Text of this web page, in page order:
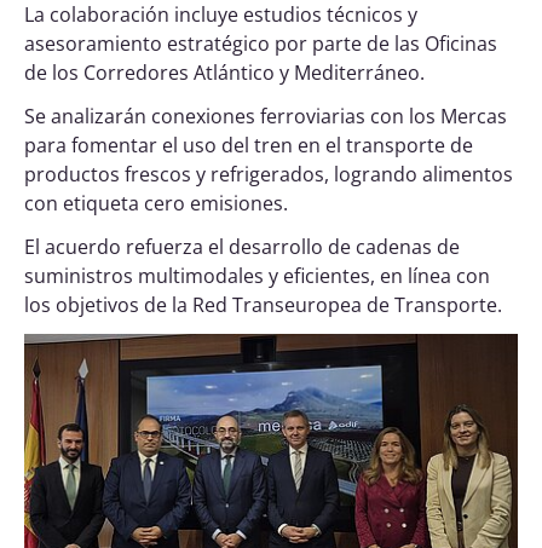
La colaboración incluye estudios técnicos y
asesoramiento estratégico por parte de las Oficinas
de los Corredores Atlántico y Mediterráneo.
Se analizarán conexiones ferroviarias con los Mercas
para fomentar el uso del tren en el transporte de
productos frescos y refrigerados, logrando alimentos
con etiqueta cero emisiones.
El acuerdo refuerza el desarrollo de cadenas de
suministros multimodales y eficientes, en línea con
los objetivos de la Red Transeuropea de Transporte.